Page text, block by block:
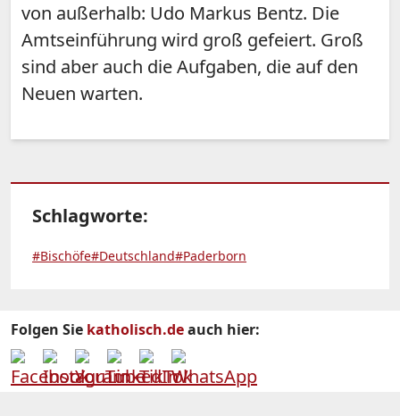
von außerhalb: Udo Markus Bentz. Die
Amtseinführung wird groß gefeiert. Groß
sind aber auch die Aufgaben, die auf den
Neuen warten.
Schlagworte:
#Bischöfe#Deutschland#Paderborn
Folgen Sie katholisch.deauch hier: